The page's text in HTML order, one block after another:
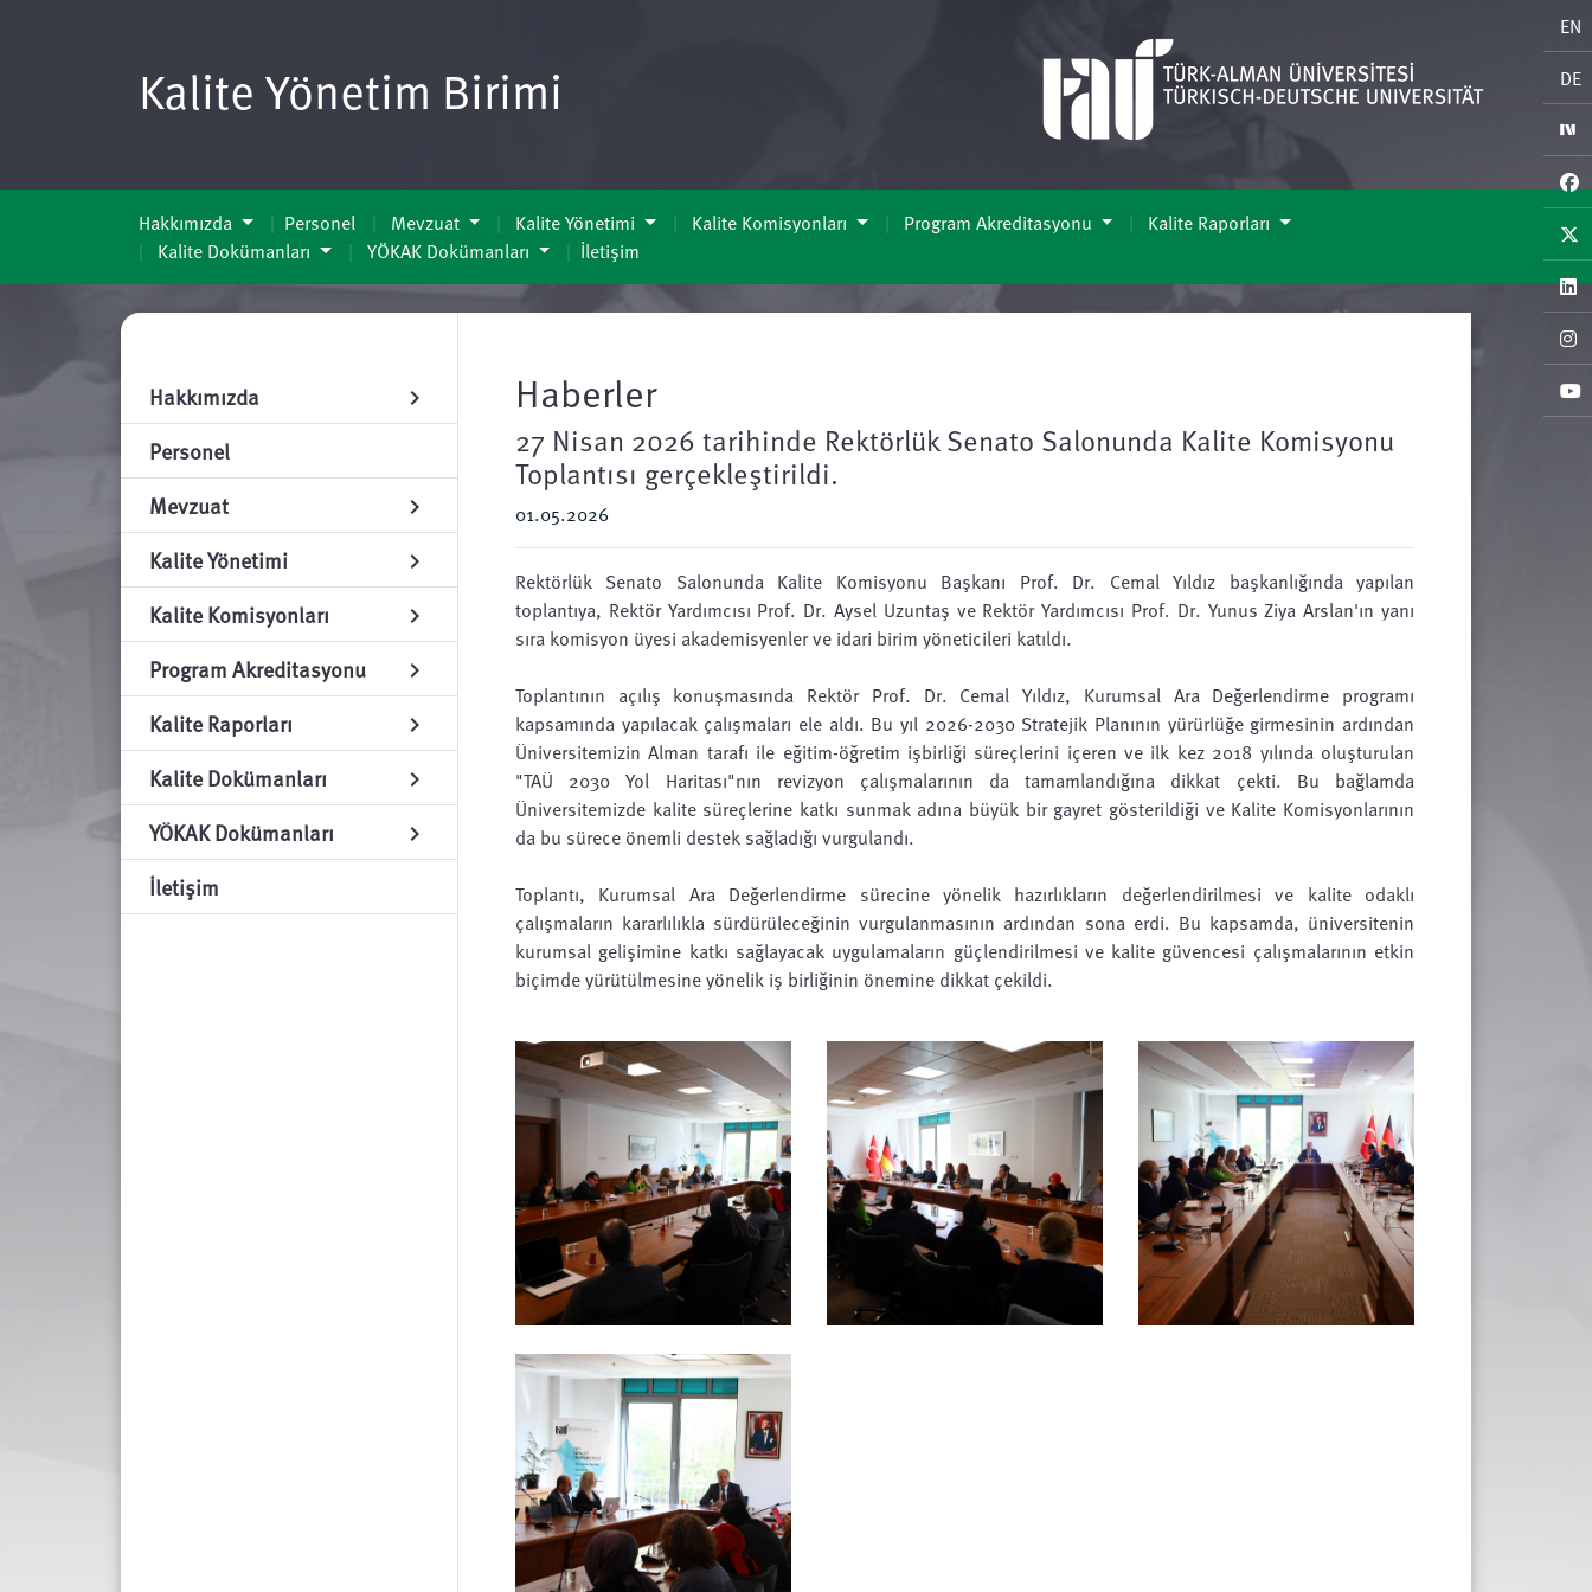
EN
DE
Kalite Yönetim Birimi
Hakkımızda Personel Mevzuat Kalite Yönetimi Kalite Komisyonları Program Akreditasyonu
Kalite Raporları
Kalite Dokümanları
YÖKAK Dokümanları İletişim
Hakkımızda chevron_right
Personel
Mevzuat
chevron_right
Kalite Yönetimi chevron_right
Kalite Komisyonları chevron_right
Program Akreditasyonu chevron_right
Kalite Raporları chevron_right
Kalite Dokümanları chevron_right
YÖKAK Dokümanları chevron_right
İletişim
Haberler
27 Nisan 2026 tarihinde Rektörlük Senato Salonunda Kalite Komisyonu
Toplantısı gerçekleştirildi.
01.05.2026
Rektörlük Senato Salonunda Kalite Komisyonu Başkanı Prof. Dr. Cemal Yıldız başkanlığında yapılan
toplantıya, Rektör Yardımcısı Prof. Dr. Aysel Uzuntaş ve Rektör Yardımcısı Prof. Dr. Yunus Ziya Arslan'ın yanı
sıra komisyon üyesi akademisyenler ve idari birim yöneticileri katıldı.
Toplantının açılış konuşmasında Rektör Prof. Dr. Cemal Yıldız, Kurumsal Ara Değerlendirme programı
kapsamında yapılacak çalışmaları ele aldı. Bu yıl 2026-2030 Stratejik Planının yürürlüğe girmesinin ardından
Üniversitemizin Alman tarafı ile eğitim-öğretim işbirliği süreçlerini içeren ve ilk kez 2018 yılında oluşturulan
"TAÜ 2030 Yol Haritası"nın revizyon çalışmalarının da tamamlandığına dikkat çekti. Bu bağlamda
Üniversitemizde kalite süreçlerine katkı sunmak adına büyük bir gayret gösterildiği ve Kalite Komisyonlarının
da bu sürece önemli destek sağladığı vurgulandı.
Toplantı, Kurumsal Ara Değerlendirme sürecine yönelik hazırlıkların değerlendirilmesi ve kalite odaklı
çalışmaların kararlılıkla sürdürüleceğinin vurgulanmasının ardından sona erdi. Bu kapsamda, üniversitenin
kurumsal gelişimine katkı sağlayacak uygulamaların güçlendirilmesi ve kalite güvencesi çalışmalarının etkin
biçimde yürütülmesine yönelik iş birliğinin önemine dikkat çekildi.